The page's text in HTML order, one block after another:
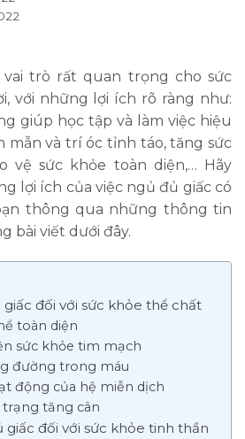
vai trò rất quan trọng cho sức
với những lợi ích rõ ràng như:
giúp học tập và làm việc hiệu
mẫn và trí óc tỉnh táo, tăng sức
vệ sức khỏe toàn diện,… Hãy
lợi ích của việc ngủ đủ giấc có
thông qua những thông tin
bài viết dưới đây.
giấc đối với sức khỏe thể chất
toàn diện
sức khỏe tim mạch
đường trong máu
động của hệ miễn dịch
trạng tăng cân
giấc đối với sức khỏe tinh thần